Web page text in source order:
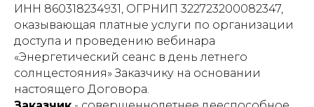
ИНН 860318234931, ОГРНИП 322723200082347,
оказывающая платные услуги по организации
доступа и проведению вебинара
«Энергетический сеанс в день летнего
солнцестояния» Заказчику на основании
настоящего Договора.